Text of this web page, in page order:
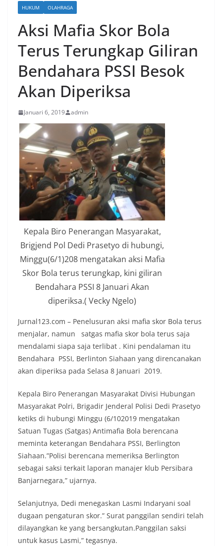
HUKUM OLAHRAGA
Aksi Mafia Skor Bola
Terus Terungkap Giliran
Bendahara PSSI Besok
Akan Diperiksa
Januari 6, 2019 admin
Kepala Biro Penerangan Masyarakat,
Brigjend Pol Dedi Prasetyo di hubungi,
Minggu(6/1)208 mengatakan aksi Mafia
Skor Bola terus terungkap, kini giliran
Bendahara PSSI 8 Januari Akan
diperiksa.( Vecky Ngelo)
Jurnal123.com – Penelusuran aksi mafia skor Bola terus
menjalar, namun satgas mafia skor bola terus saja
mendalami siapa saja terlibat . Kini pendalaman itu
Bendahara PSSI, Berlinton Siahaan yang direncanakan
akan diperiksa pada Selasa 8 Januari 2019.
Kepala Biro Penerangan Masyarakat Divisi Hubungan
Masyarakat Polri, Brigadir Jenderal Polisi Dedi Prasetyo
ketiks di hubungi Minggu (6/102019 mengatakan
Satuan Tugas (Satgas) Antimafia Bola berencana
meminta keterangan Bendahara PSSI, Berlington
Siahaan.”Polisi berencana memeriksa Berlington
sebagai saksi terkait laporan manajer klub Persibara
Banjarnegara,” ujarnya.
Selanjutnya, Dedi menegaskan Lasmi Indaryani soal
dugaan pengaturan skor.” Surat panggilan sendiri telah
dilayangkan ke yang bersangkutan.Panggilan saksi
untuk kasus Lasmi,” tegasnya.